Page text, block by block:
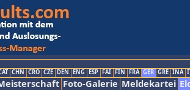
CHN CRO CZE DEN ENG ESP FAI FIN FRA GER GRE INA
Foto-Galerie Meldekartei